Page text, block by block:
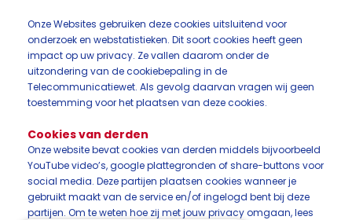
Onze Websites gebruiken deze cookies uitsluitend voor
onderzoek en webstatistieken. Dit soort cookies heeft geen
impact op uw privacy. Ze vallen daarom onder de
uitzondering van de cookiebepaling in de
Telecommunicatiewet. Als gevolg daarvan vragen wij geen
toestemming voor het plaatsen van deze cookies.
Cookies van derden
Onze website bevat cookies van derden middels bijvoorbeeld
YouTube video’s, google plattegronden of share-buttons voor
social media. Deze partijen plaatsen cookies wanneer je
gebruikt maakt van de service en/of ingelogd bent bij deze
partijen. Om te weten hoe zij met jouw privacy omgaan, lees